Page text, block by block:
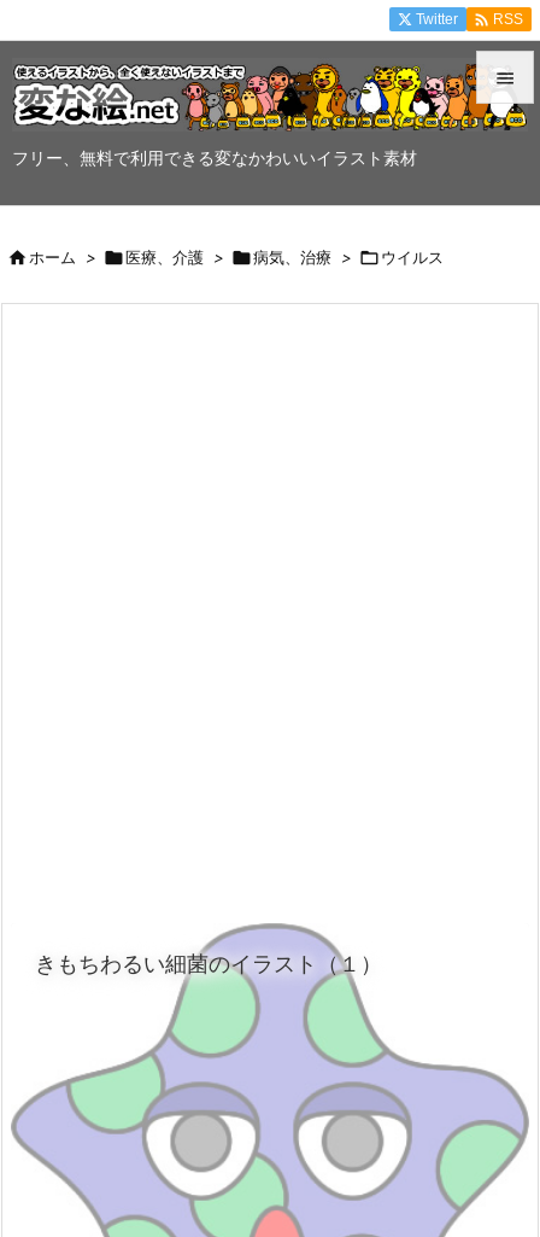
フリー、無料で利用できる変なかわいいイラスト素材


Twitter  RSS
ホーム > 医療、介護 > 病気、治療 > ウイルス
きもちわるい細菌のイラスト（１）